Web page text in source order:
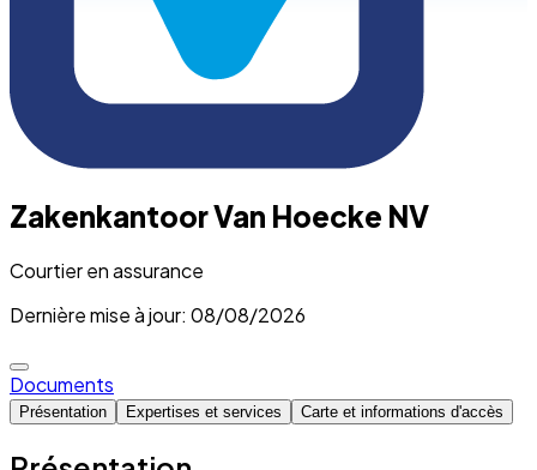
Zakenkantoor Van Hoecke NV
Courtier en assurance
Dernière mise à jour: 08/08/2026
Documents
Présentation Expertises et services Carte et informations d'accès